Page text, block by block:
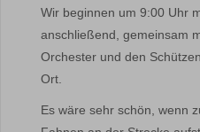
Wir beginnen um 9:00 Uhr
anschließend, gemeinsam
Orchester und den
Ort.
Es wäre sehr schön, wenn